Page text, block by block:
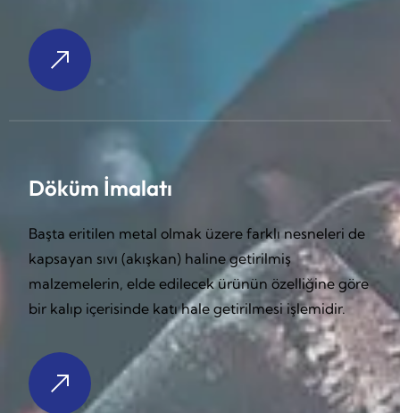
Döküm İmalatı
Başta eritilen metal olmak üzere farklı nesneleri de
kapsayan sıvı (akışkan) haline getirilmiş
malzemelerin, elde edilecek ürünün özelliğine göre
bir kalıp içerisinde katı hale getirilmesi işlemidir.